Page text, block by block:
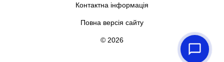
Контактна інформація
Повна версія сайту
© 2026